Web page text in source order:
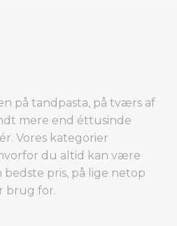
på tandpasta, på tværs af
mere end éttusinde
Vores kategorier
du altid kan være
pris, på lige netop
brug for.